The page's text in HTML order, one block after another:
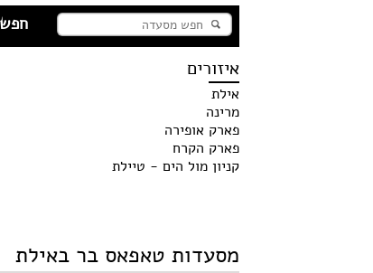
איזורים
אילת
מרינה
פארק אופירה
פארק הקרח
קניון מול הים - טיילת
מסעדות טאפאס בר באילת